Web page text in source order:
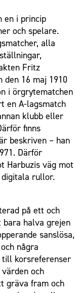
en i princip
och spelare.
alla
Fritz
den 16 maj 1910
i örgrytematchen
en A-lagsmatch
klubb eller
finns
beskriven – han
Därför
Harbuzis väg mot
rullor.
på ett och
halva grejen
sanslösa,
några
till korsreferenser
och
gräva fram och